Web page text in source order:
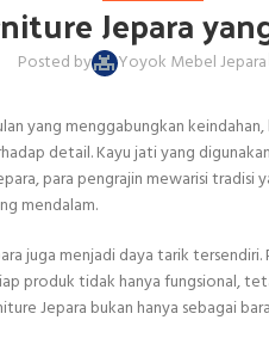
Jepara
Posted by Yoyok Mebel Jepara
yang menggabungkan
detail. Kayu jati yang
para pengrajin mewarisi
mendalam.
juga menjadi daya tarik
produk tidak hanya fungsional,
Jepara bukan hanya sebagai